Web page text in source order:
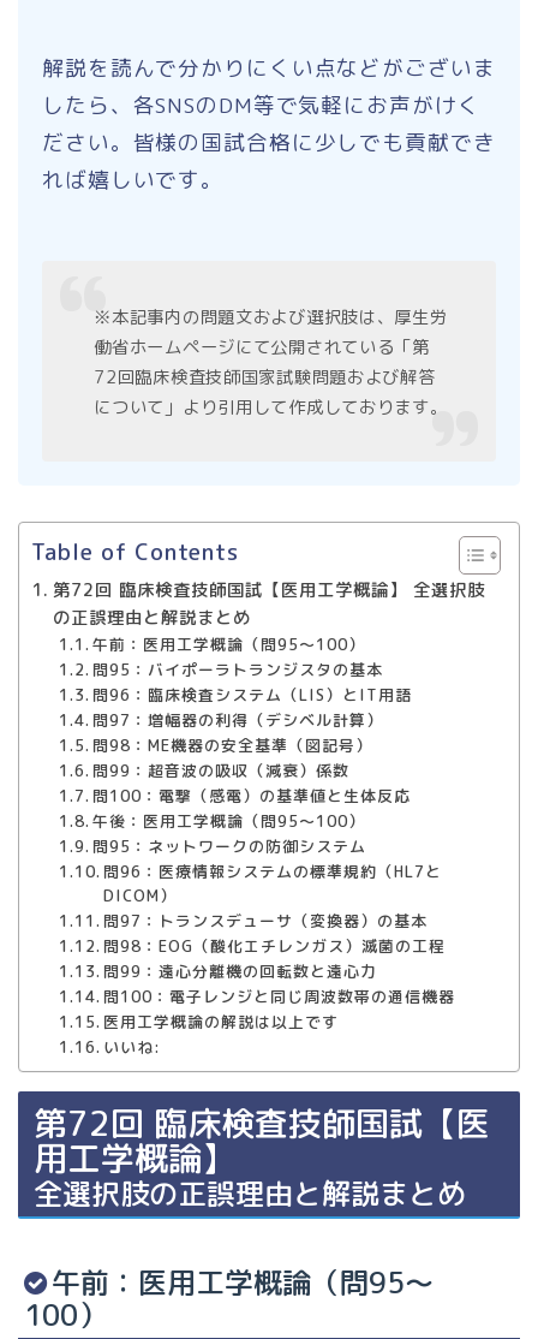
解説を読んで分かりにくい点などがございま
したら、各SNSのDM等で気軽にお声がけく
ださい。皆様の国試合格に少しでも貢献でき
れば嬉しいです。
※本記事内の問題文および選択肢は、厚生労
働省ホームページにて公開されている「第
72回臨床検査技師国家試験問題および解答
について」より引用して作成しております。
Table of Contents
第72回 臨床検査技師国試【医用工学概論】 全選択肢
の正誤理由と解説まとめ
午前：医用工学概論（問95〜100）
問95：バイポーラトランジスタの基本
問96：臨床検査システム（LIS）とIT用語
問97：増幅器の利得（デシベル計算）
問98：ME機器の安全基準（図記号）
問99：超音波の吸収（減衰）係数
問100：電撃（感電）の基準値と生体反応
午後：医用工学概論（問95〜100）
問95：ネットワークの防御システム
問96：医療情報システムの標準規約（HL7と
DICOM）
問97：トランスデューサ（変換器）の基本
問98：EOG（酸化エチレンガス）滅菌の工程
問99：遠心分離機の回転数と遠心力
問100：電子レンジと同じ周波数帯の通信機器
医用工学概論の解説は以上です
いいね:
第72回 臨床検査技師国試【医
用工学概論】
全選択肢の正誤理由と解説まとめ
午前：医用工学概論（問95〜
100）